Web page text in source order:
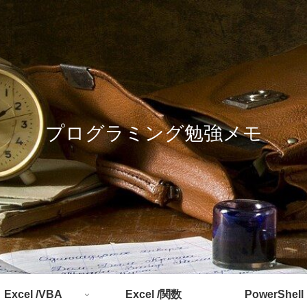
プログラミング勉強メモ
Excel /VBA Excel /関数 PowerShell